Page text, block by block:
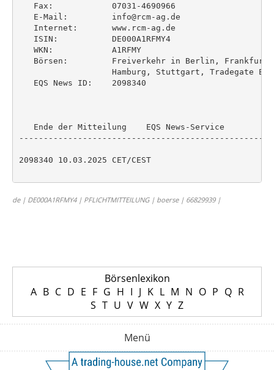
   Fax:            07031-4690966
   E-Mail:         info@rcm-ag.de
   Internet:       www.rcm-ag.de
   ISIN:           DE000A1RFMY4
   WKN:            A1RFMY
Börsen:         Freiverkehr in Berlin, Frankfurt
Hamburg, Stuttgart, Tradegate
   EQS News ID:    2098340
   Ende der Mitteilung    EQS News-Service
2098340 10.03.2025 CET/CEST
de | DE000A1RFMY4 | PFLICHTMITTEILUNG | boerse | 66829939 |
Börsenlexikon
A B C D E F G H I J K L M N O P Q R
S T U V W X Y Z
Menü